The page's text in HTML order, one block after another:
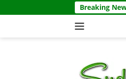
ke
Breaking